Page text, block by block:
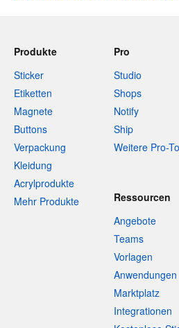
Produkte
Sticker
Etiketten
Magnete
Buttons
Verpackung
Kleidung
Acrylprodukte
Mehr Produkte
Pro
Studio
Shops
Notify
Ship
Weitere Pro-
Ressourcen
Angebote
Teams
Vorlagen
Anwendungen
Marktplatz
Integrationen